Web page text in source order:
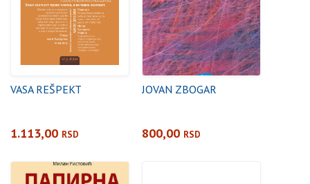
VASA REŠPEKT
1.113,00 RSD
JOVAN ZBOGAR
800,00 RSD